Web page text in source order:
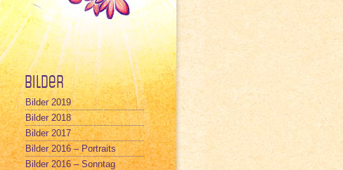
Bilder
Bilder 2019
Bilder 2018
Bilder 2017
Bilder 2016 – Portraits
Bilder 2016 – Sonntag